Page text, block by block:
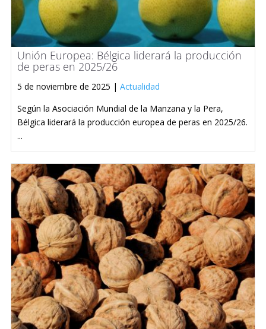
Unión Europea: Bélgica liderará la producción
de peras en 2025/26
5 de noviembre de 2025 | Actualidad
Según la Asociación Mundial de la Manzana y la Pera,
Bélgica liderará la producción europea de peras en 2025/26.
...